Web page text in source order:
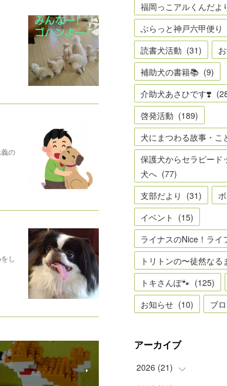
の
し
福岡っこアルくんだよ
ぶらっと神戸六甲便り
読書犬活動 (31)
補助犬の書籍📚 (9)
介助犬あさひです❣️ (
啓発活動 (189)
犬にまつわる故事・こ
保護犬からセラピード
犬へ (77)
支部だより (31)
イベント (15)
ライナスのNice！ライ
トリトンの〜徒然なる
トキさんぽ🐾 (125)
お知らせ (10) ブ
アーカイブ
2026 (21)